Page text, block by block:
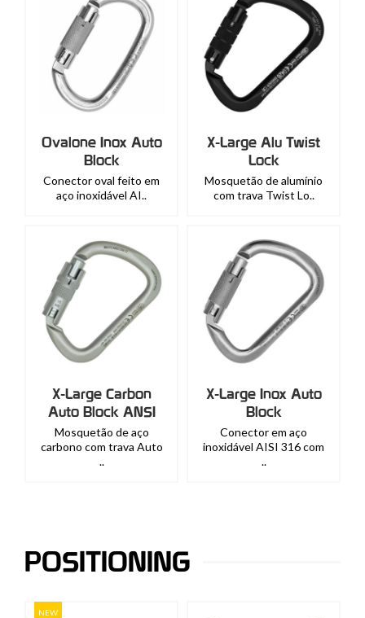
Ovalone Inox Auto
Block
Conector oval feito em
aço inoxidável AI..
X-Large Alu Twist
Lock
Mosquetão de alumínio
com trava Twist Lo..
X-Large Carbon
Auto Block ANSI
Mosquetão de aço
carbono com trava Auto
..
X-Large Inox Auto
Block
Conector em aço
inoxidável AISI 316 com
..
POSITIONING
NEW